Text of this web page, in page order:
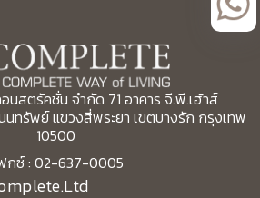
สตรัคชั่น จำกัด 71 อาคาร จี.พี.เฮ้าส์
นทรัพย์ แขวงสี่พระยา เขตบางรัก กรุงเทพ
10500
กซ์ : 02-637-0005